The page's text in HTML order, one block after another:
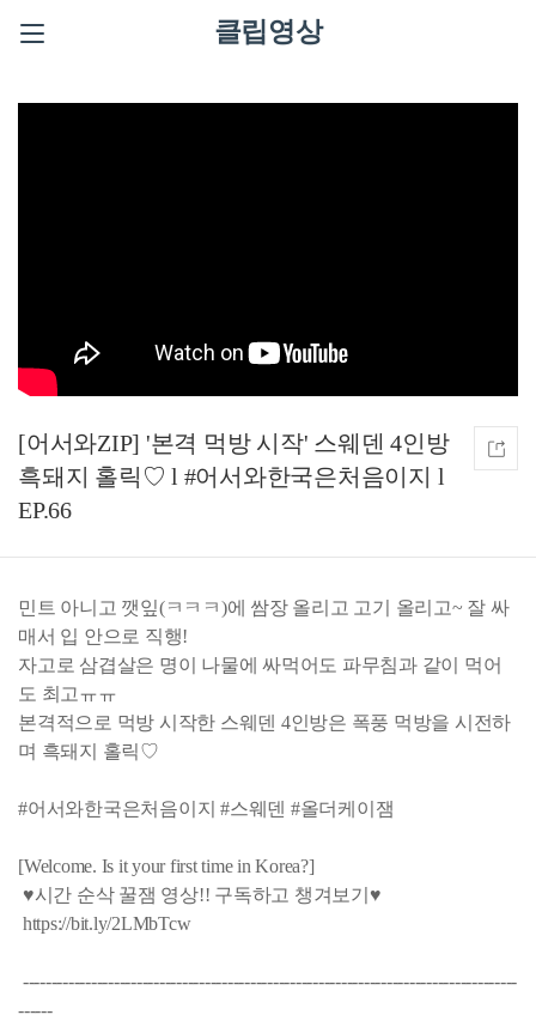
클립영상
[어서와ZIP] '본격 먹방 시작' 스웨덴 4인방
흑돼지 홀릭♡ l #어서와한국은처음이지 l
EP.66
민트 아니고 깻잎(ㅋㅋㅋ)에 쌈장 올리고 고기 올리고~ 잘 싸
매서 입 안으로 직행!
자고로 삼겹살은 명이 나물에 싸먹어도 파무침과 같이 먹어
도 최고ㅠㅠ
본격적으로 먹방 시작한 스웨덴 4인방은 폭풍 먹방을 시전하
며 흑돼지 홀릭♡
#어서와한국은처음이지 #스웨덴 #올더케이잼
[Welcome. Is it your first time in Korea?]
♥시간 순삭 꿀잼 영상!! 구독하고 챙겨보기♥
https://bit.ly/2LMbTcw
---------------------------------------------------------------------------------------
------